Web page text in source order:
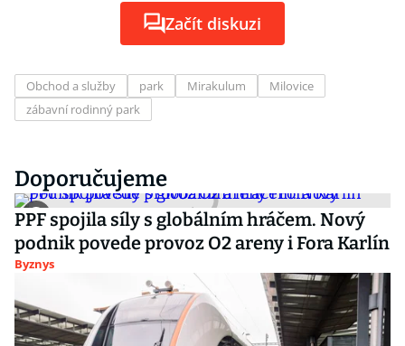
Začít diskuzi
Obchod a služby park Mirakulum
Milovice
zábavní rodinný park
Doporučujeme
PPF spojila síly s globálním hráčem. Nový
podnik povede provoz O2 areny i Fora Karlín
Byznys